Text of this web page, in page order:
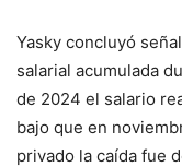
Yasky concluyó
salarial acumulada
de 2024 el salario
bajo que en
privado la caída fue